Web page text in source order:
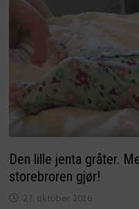
Den lille jenta gråter.
storebroren gjør!
27. oktober 2016